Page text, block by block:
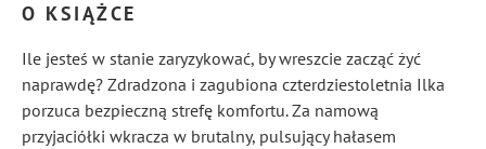
O KSIĄŻCE
Ile jesteś w stanie zaryzykować, by wreszcie zacząć żyć
naprawdę? Zdradzona i zagubiona czterdziestoletnia Ilka
porzuca bezpieczną strefę komfortu. Za namową
przyjaciółki wkracza w brutalny, pulsujący hałasem